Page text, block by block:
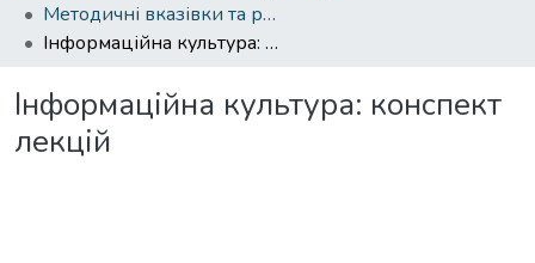
Методичні вказівки та рекомендації
Інформаційна культура: конспект лекцій
Інформаційна культура: конспект
лекцій